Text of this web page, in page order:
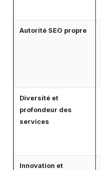
Autorité SEO propre
Diversité et
profondeur des
services
Innovation et